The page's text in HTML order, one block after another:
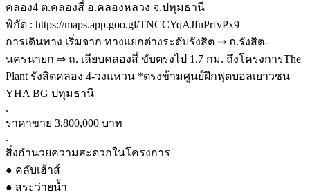
คลอง4 ต.คลองสี่ อ.คลองหลวง จ.ปทุมธานี
พิกัด : https://maps.app.goo.gl/TNCCYqAJfnPrfvPx9
การเดินทาง เริ่มจาก ทางแยกต่างระดับรังสิต ⇒ ถ.รังสิต-
นครนายก ⇒ ถ. เลียบคลองสี่ ขับตรงไป 1.7 กม. ถึงโครงการThe
Plant รังสิตคลอง 4-วงแหวน *ตรงข้ามศูนย์ฝึกฟุตบอลเยาวชน
YHA BG ปทุมธานี
.
ราคาขาย 3,800,000 บาท
.
สิ่งอํานวยความสะดวกในโครงการ
● คลับเฮ้าส์
● สระว่ายน้ำ